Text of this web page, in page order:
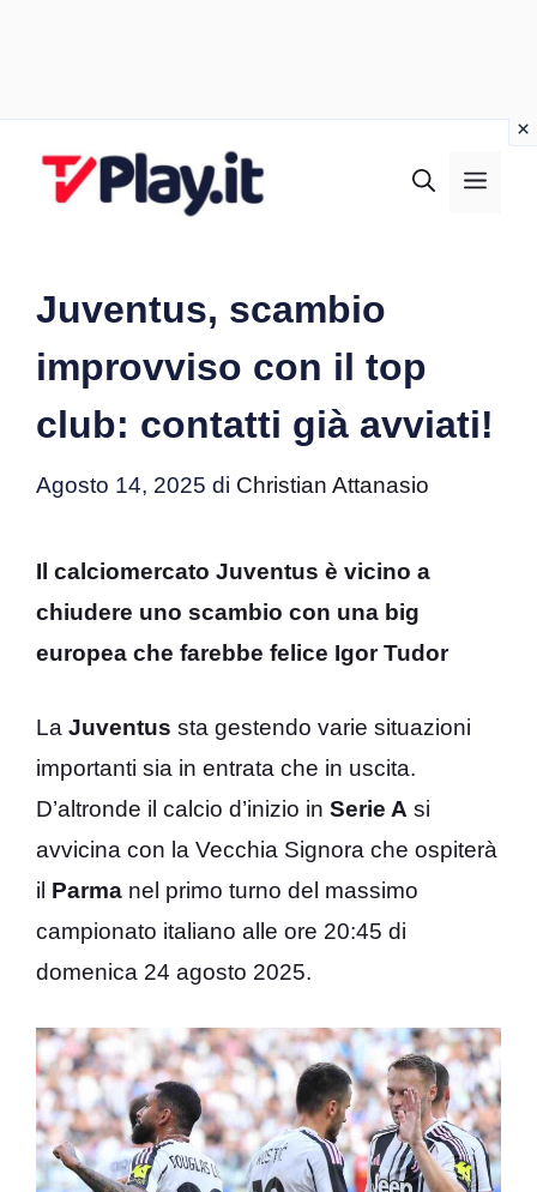
Juventus, scambio
improvviso con il top
club: contatti già avviati!
Agosto 14, 2025 di Christian Attanasio
Il calciomercato Juventus è vicino a
chiudere uno scambio con una big
europea che farebbe felice Igor Tudor
La Juventus sta gestendo varie situazioni
importanti sia in entrata che in uscita.
D’altronde il calcio d’inizio in Serie A si
avvicina con la Vecchia Signora che ospiterà
il Parma nel primo turno del massimo
campionato italiano alle ore 20:45 di
domenica 24 agosto 2025.